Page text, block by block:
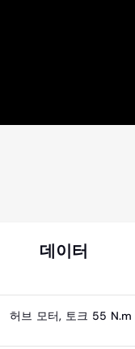
데이터
허브 모터, 토크 55 N.m